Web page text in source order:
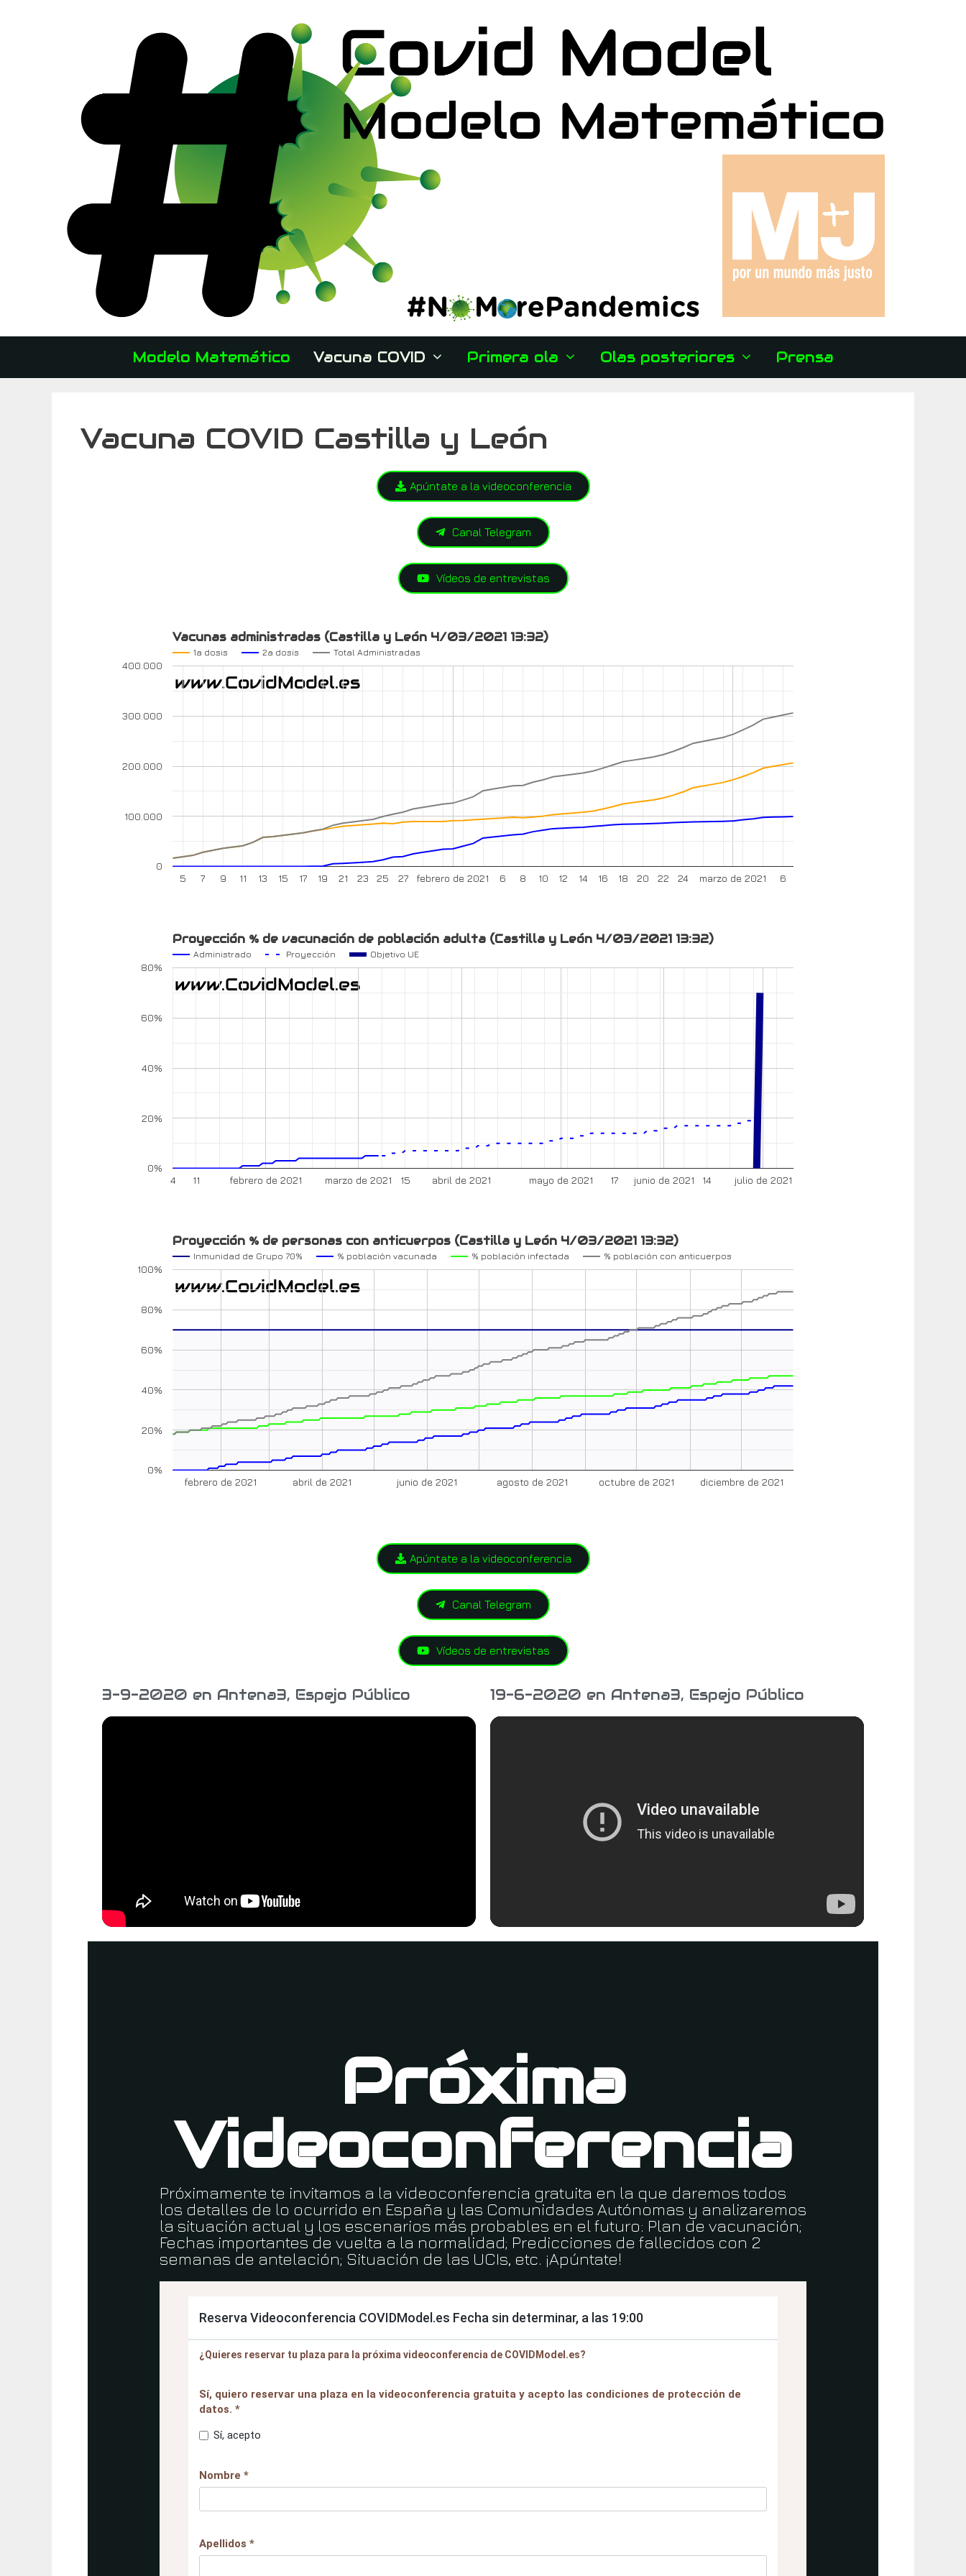
Modelo Matemático Vacuna COVID Primera ola Olas posteriores Prensa
Vacuna COVID Castilla y León
Apúntate a la videoconferencia
Canal Telegram
Vídeos de entrevistas
Vacunas administradas (Castilla y León 4/03/2021 13:32)
1a dosis 2a dosis Total Administradas
febrero de 2021 marzo de 2021
5 7 9 11 13 15 17 19 21 23 25 27 6 8 10 12 14 16 18 20 22 24 6
0
100.000
200.000
300.000
400.000
Proyección % de vacunación de población adulta (Castilla y León 4/03/2021 13:32)
Administrado Proyección Objetivo UE
febrero de 2021 marzo de 2021 abril de 2021 mayo de 2021 junio de 2021 julio de 2021
4 11 15 17 14
0%
20%
40%
60%
80%
Proyección % de personas con anticuerpos (Castilla y León 4/03/2021 13:32)
Inmunidad de Grupo 70% % población vacunada % población infectada % población con anticuerpos
febrero de 2021 abril de 2021 junio de 2021 agosto de 2021 octubre de 2021 diciembre de 2021
0%
20%
40%
60%
80%
100%
Apúntate a la videoconferencia
Canal Telegram
Vídeos de entrevistas
3-9-2020 en Antena3, Espejo Público 19-6-2020 en Antena3, Espejo Público
Próxima
Videoconferencia
Próximamente te invitamos a la videoconferencia gratuita en la que daremos todos
los detalles de lo ocurrido en España y las Comunidades Autónomas y analizaremos
la situación actual y los escenarios más probables en el futuro: Plan de vacunación;
Fechas importantes de vuelta a la normalidad; Predicciones de fallecidos con 2
semanas de antelación; Situación de las UCIs, etc. ¡Apúntate!